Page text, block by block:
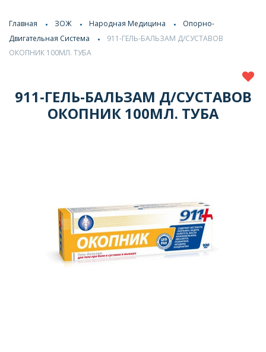
Главная ЗОЖ Народная Медицина
Опорно-
Двигательная Система
911-ГЕЛЬ-БАЛЬЗАМ Д/СУСТАВОВ
ОКОПНИК 100МЛ. ТУБА
911-ГЕЛЬ-БАЛЬЗАМ Д/СУСТАВОВ
ОКОПНИК 100МЛ. ТУБА